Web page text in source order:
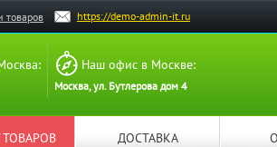
товаров https://demo-admin-it.ru
Наш офис в Москве:
Москва, ул. Бутлерова дом 4
ТОВАРОВ ДОСТАВКА